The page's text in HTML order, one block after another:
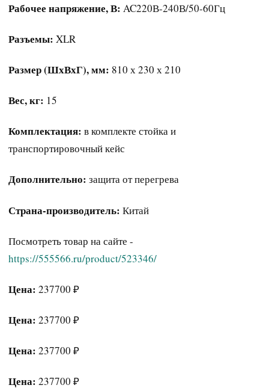
Рабочее напряжение, В: AC220В-240В/50-60Гц
Разъемы: XLR
Размер (ШхВхГ), мм: 810 х 230 х 210
Вес, кг: 15
Комплектация: в комплекте стойка и
транспортировочный кейс
Дополнительно: защита от перегрева
Страна-производитель: Китай
Посмотреть товар на сайте -
https://555566.ru/product/523346/
Цена: 237700 ₽
Цена: 237700 ₽
Цена: 237700 ₽
Цена: 237700 ₽